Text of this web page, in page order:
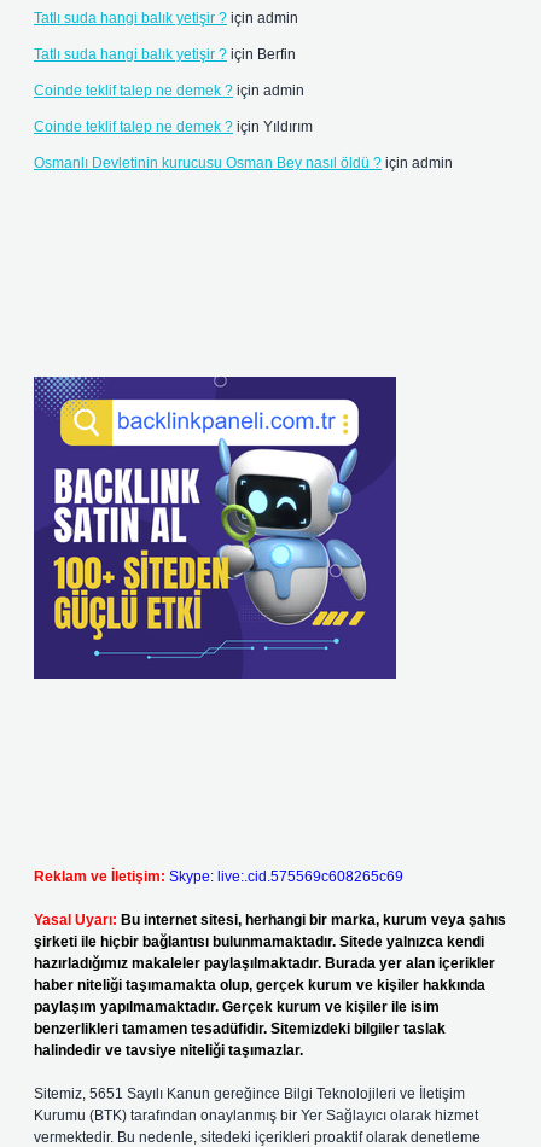
Tatlı suda hangi balık yetişir ? için admin
Tatlı suda hangi balık yetişir ? için Berfin
Coinde teklif talep ne demek ? için admin
Coinde teklif talep ne demek ? için Yıldırım
Osmanlı Devletinin kurucusu Osman Bey nasıl öldü ? için admin
Reklam ve İletişim: Skype: live:.cid.575569c608265c69
Yasal Uyarı: Bu internet sitesi, herhangi bir marka, kurum veya şahıs
şirketi ile hiçbir bağlantısı bulunmamaktadır. Sitede yalnızca kendi
hazırladığımız makaleler paylaşılmaktadır. Burada yer alan içerikler
haber niteliği taşımamakta olup, gerçek kurum ve kişiler hakkında
paylaşım yapılmamaktadır. Gerçek kurum ve kişiler ile isim
benzerlikleri tamamen tesadüfidir. Sitemizdeki bilgiler taslak
halindedir ve tavsiye niteliği taşımazlar.
Sitemiz, 5651 Sayılı Kanun gereğince Bilgi Teknolojileri ve İletişim
Kurumu (BTK) tarafından onaylanmış bir Yer Sağlayıcı olarak hizmet
vermektedir. Bu nedenle, sitedeki içerikleri proaktif olarak denetleme